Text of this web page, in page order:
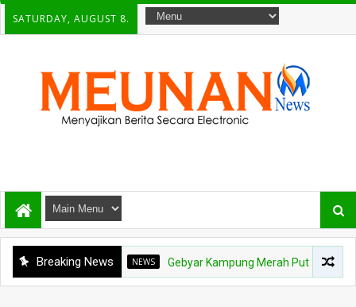
SATURDAY, AUGUST 8.
Breaking News
NEWS Gebyar Kampung Merah Putih Berhadiah